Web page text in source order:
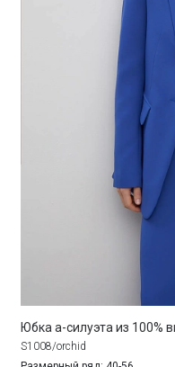
Юбка а-силуэта из 100%
S1008/orchid